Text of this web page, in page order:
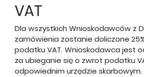
VAT
Dla wszystkich Wnioskodawców z
zamówienia zostanie doliczone
podatku VAT. Wnioskodawca jest
za ubieganie się o zwrot podatku
odpowiednim urzędzie skarbowym.